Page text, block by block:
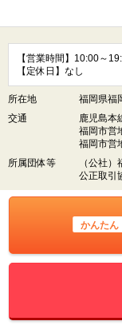
【営業時間】10:00～
【定休日】なし
所在地
福岡県福
交通
鹿児島本
福岡市営
福岡市営
所属団体等
（公社
公正取引
かんたん